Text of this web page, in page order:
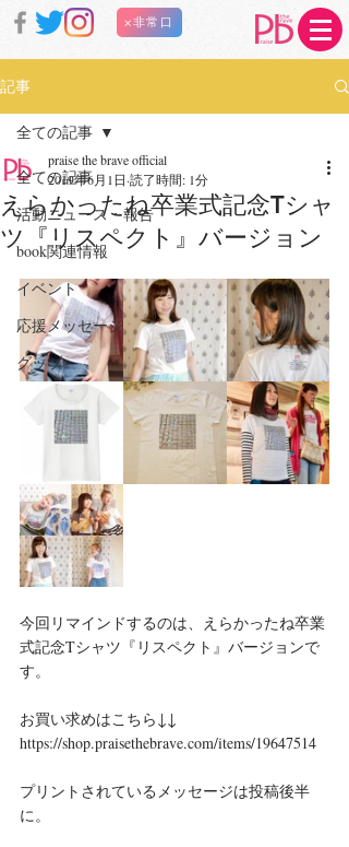
×非常口
記事
全ての記事
活動ニュース・報告
book関連情報
イベント
応援メッセージ
グッヅ
全ての記事
えらかったね卒業式記念Tシャ
ツ『リスペクト』バージョン
praise the brave official
2019年6月1日 読了時間: 1分
今回リマインドするのは、えらかったね卒業
式記念Tシャツ『リスペクト』バージョンで
す。
お買い求めはこちら↓↓
https://shop.praisethebrave.com/items/19647514
プリントされているメッセージは投稿後半
に。